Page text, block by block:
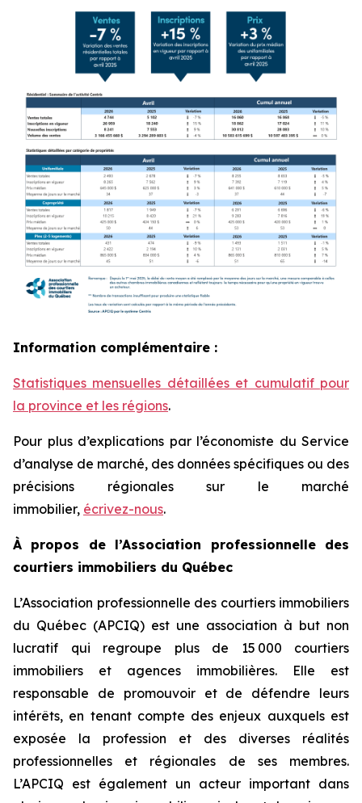
Information complémentaire :
Statistiques mensuelles détaillées et cumulatif pour
la province et les régions.
Pour plus d’explications par l’économiste du Service
d’analyse de marché, des données spécifiques ou des
précisions régionales sur le marché
immobilier, écrivez-nous.
À propos de l’Association professionnelle des
courtiers immobiliers du Québec
L’Association professionnelle des courtiers immobiliers
du Québec (APCIQ) est une association à but non
lucratif qui regroupe plus de 15 000 courtiers
immobiliers et agences immobilières. Elle est
responsable de promouvoir et de défendre leurs
intérêts, en tenant compte des enjeux auxquels est
exposée la profession et des diverses réalités
professionnelles et régionales de ses membres.
L’APCIQ est également un acteur important dans